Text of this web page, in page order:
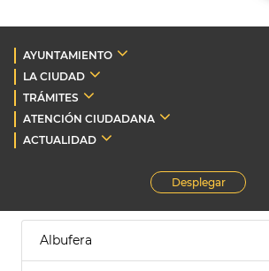
AYUNTAMIENTO
LA CIUDAD
TRÁMITES
ATENCIÓN CIUDADANA
ACTUALIDAD
Desplegar
Albufera